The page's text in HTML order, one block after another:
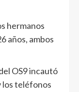
hermanos
años, ambos
OS9 incautó
los teléfonos